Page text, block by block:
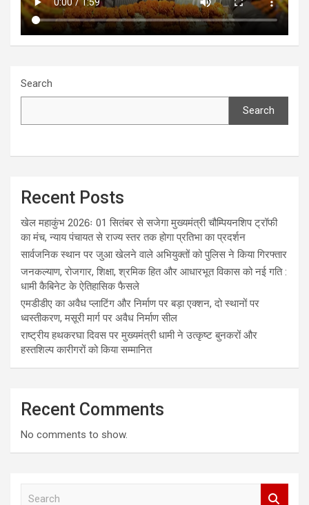
Search
Search
Recent Posts
खेल महाकुंभ 2026ः 01 सितंबर से सजेगा मुख्यमंत्री चौम्पियनशिप ट्रॉफी
का मंच, न्याय पंचायत से राज्य स्तर तक होगा प्रतिभा का प्रदर्शन
सार्वजनिक स्थान पर जुआ खेलने वाले अभियुक्तों को पुलिस ने किया गिरफ्तार
जनकल्याण, रोजगार, शिक्षा, श्रमिक हित और आधारभूत विकास को नई गति :
धामी कैबिनेट के ऐतिहासिक फैसले
एमडीडीए का अवैध प्लाटिंग और निर्माण पर बड़ा एक्शन, दो स्थानों पर
ध्वस्तीकरण, मसूरी मार्ग पर अवैध निर्माण सील
राष्ट्रीय हथकरघा दिवस पर मुख्यमंत्री धामी ने उत्कृष्ट बुनकरों और
हस्तशिल्प कारीगरों को किया सम्मानित
Recent Comments
No comments to show.